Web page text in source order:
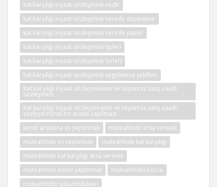
kat karşılığı inşaat sözleşmesi nedir
kat karşılığı inşaat sözleşmesi nerede düzenlenir
kat karşılığı inşaat sözleşmesi nerede yapılır
kat karşılığı inşaat sözleşmesi tipleri
kat karşılığı inşaat sözleşmesi türleri
kat karşılığı inşaat sözleşmesi uygulanma şekilleri
Kat karşılığı inşaat sözleşmesinin ve taşınmaz satış vaadi
sözleşmesi
Kat karşılığı inşaat sözleşmesinin ve taşınmaz satış vaadi
sözleşmesinin bir arada yapılması
kendi arsasına ev yaptırmak
müteahhide arsa vermek
müteahhide ev yaptırmak
müteahhide kat karşılığı
müteahhide kat karşılığı arsa vermek
müteahhide konut yaptırmak
müteahhidin borcu
müteahhidin yükümlülükleri